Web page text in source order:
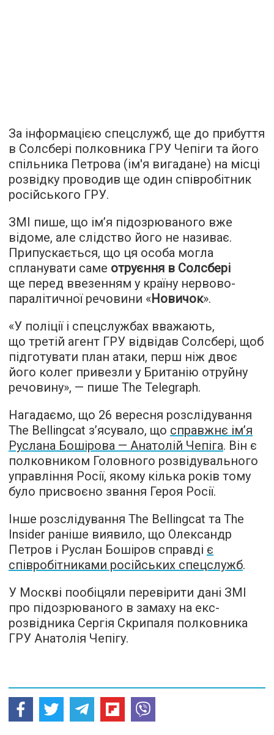
За інформацією спецслужб, ще до прибуття
в Солсбері полковника ГРУ Чепіги та його
спільника Петрова (ім'я вигадане) на місці
розвідку проводив ще один співробітник
російського ГРУ.
ЗМІ пише, що ім’я підозрюваного вже
відоме, але слідство його не називає.
Припускається, що ця особа могла
спланувати саме отруєння в Солсбері
ще перед ввезенням у країну нервово-
паралітичної речовини «Новичок».
«У поліції і спецслужбах вважають,
що третій агент ГРУ відвідав Солсбері, щоб
підготувати план атаки, перш ніж двоє
його колег привезли у Британію отруйну
речовину», — пише The Telegraph.
Нагадаємо, що 26 вересня розслідування
The Bellingcat з’ясувало, що справжнє ім’я
Руслана Бошірова — Анатолій Чепіга. Він є
полковником Головного розвідувального
управління Росії, якому кілька років тому
було присвоєно звання Героя Росії.
Інше розслідування The Bellingcat та The
Insider раніше виявило, що Олександр
Петров і Руслан Бошіров справді є
співробітниками російських спецслужб.
У Москві пообіцяли перевірити дані ЗМІ
про підозрюваного в замаху на екс-
розвідника Сергія Скрипаля полковника
ГРУ Анатолія Чепігу.